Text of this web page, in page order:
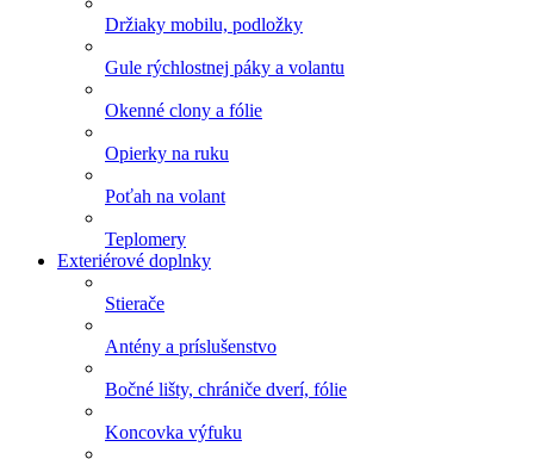
Držiaky mobilu, podložky
Gule rýchlostnej páky a volantu
Okenné clony a fólie
Opierky na ruku
Poťah na volant
Teplomery
Exteriérové doplnky
Stierače
Antény a príslušenstvo
Bočné lišty, chrániče dverí, fólie
Koncovka výfuku